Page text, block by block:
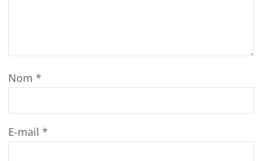
Nom *
E-mail *